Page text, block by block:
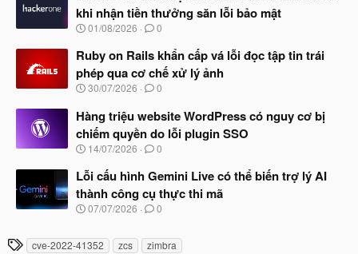
ầ
u
b
ắ
đ
ầ
u
khi nhận tiền thưởng săn lỗi bảo mật
N
à
b
ắ
đ
ầ
u
01/08/2026 0
Ruby on Rails khẩn cấp vá lỗi đọc tập tin trái
phép qua cơ chế xử lý ảnh
N
à
y
b
ắ
đ
ầ
u
30/07/2026 0
Hàng triệu website WordPress có nguy cơ bị
chiếm quyền do lỗi plugin SSO
N
à
b
ắ
đ
ầ
14/07/2026 0
Lỗi cấu hình Gemini Live có thể biến trợ lý AI
thành công cụ thực thi mã
N
y
07/07/2026 0
Tcve-2022-41352 zcs zimbra